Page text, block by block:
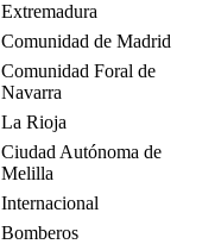
Extremadura
Comunidad de Madrid
Comunidad Foral de
Navarra
La Rioja
Ciudad Autónoma de
Melilla
Internacional
Bomberos